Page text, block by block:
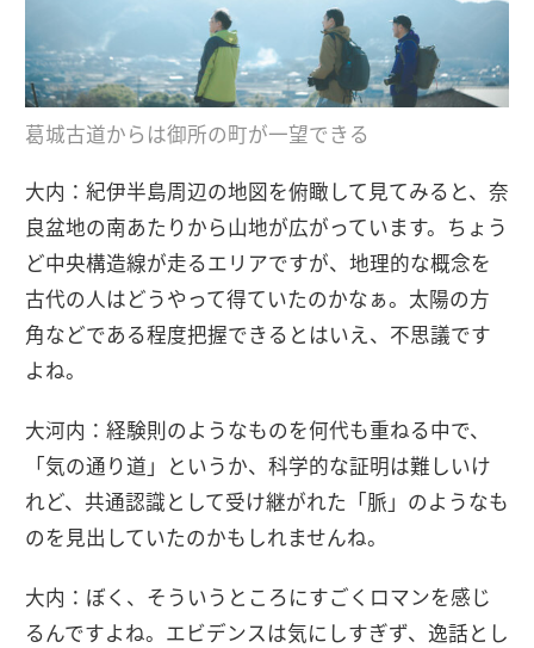
葛城古道からは御所の町が一望できる
大内：紀伊半島周辺の地図を俯瞰して見てみると、奈
良盆地の南あたりから山地が広がっています。ちょう
ど中央構造線が走るエリアですが、地理的な概念を
古代の人はどうやって得ていたのかなぁ。太陽の方
角などである程度把握できるとはいえ、不思議です
よね。
大河内：経験則のようなものを何代も重ねる中で、
「気の通り道」というか、科学的な証明は難しいけ
れど、共通認識として受け継がれた「脈」のようなも
のを見出していたのかもしれませんね。
大内：ぼく、そういうところにすごくロマンを感じ
るんですよね。エビデンスは気にしすぎず、逸話とし